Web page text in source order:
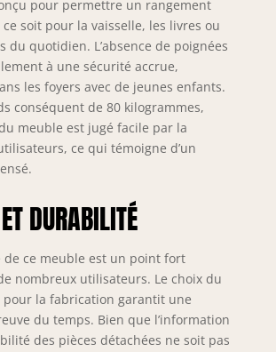
pour permettre un rangement
soit pour la vaisselle, les livres ou
du quotidien. L’absence de poignées
à une sécurité accrue,
les foyers avec de jeunes enfants.
conséquent de 80 kilogrammes,
meuble est jugé facile par la
ce qui témoigne d’un
DURABILITÉ
de ce meuble est un point fort
nombreux utilisateurs. Le choix du
pour la fabrication garantit une
du temps. Bien que l’information
des pièces détachées ne soit pas